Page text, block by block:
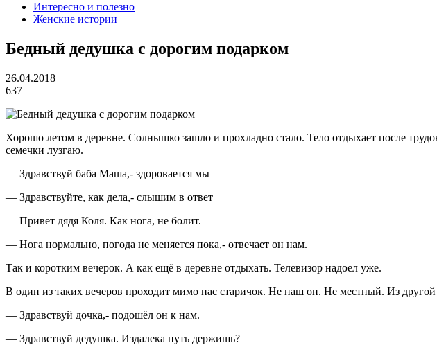
Интересно и полезно
Женские истории
Бедный дедушка с дорогим подарком
26.04.2018
637
Хорошо летом в деревне. Солнышко зашло и прохладно стало. Тело отдыхает после
семечки лузгаю.
— Здравствуй баба Маша,- здоровается мы
— Здравствуйте, как дела,- слышим в ответ
— Привет дядя Коля. Как нога, не болит.
— Нога нормально, погода не меняется пока,- отвечает он нам.
Так и коротким вечерок. А как ещё в деревне отдыхать. Телевизор надоел уже.
В один из таких вечеров проходит мимо нас старичок. Не наш он. Не местный. Из другой
— Здравствуй дочка,- подошёл он к нам.
— Здравствуй дедушка. Издалека путь держишь?